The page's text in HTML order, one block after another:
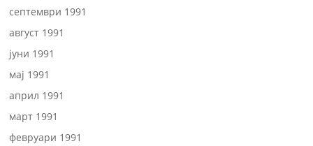
септември 1991
август 1991
јуни 1991
мај 1991
април 1991
март 1991
февруари 1991